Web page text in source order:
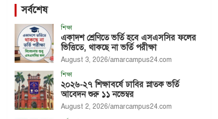
সর্বশেষ
শিক্ষা
একাদশ শ্রেণিতে ভর্তি হবে এসএসসির ফলের
ভিত্তিতে, থাকছে না ভর্তি পরীক্ষা
August 3, 2026 amarcampus24.com
শিক্ষা
২০২৬-২৭ শিক্ষাবর্ষে ঢাবির স্নাতক ভর্তি
আবেদন শুরু ১১ নভেম্বর
August 2, 2026 amarcampus24.com